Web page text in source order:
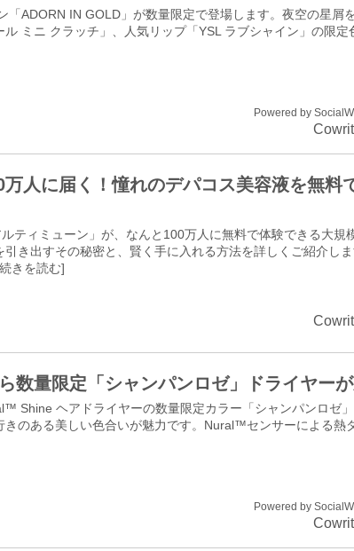
「ADORN IN GOLD」が数量限定で登場します。夜空の星屑
ミニ クラッチ」、人気リップ「YSL ラブシャイン」の限定
Powered by
人に届く！憧れのデパコス美容液を無料
ティミューン」が、なんと100万人に無料で体験できる大規
き出すその秘密と、賢く手に入れる方法を詳しくご紹介し
きを読む]
数量限定「シャンパンロゼ」ドライヤー
Shine ヘアドライヤーの数量限定カラー「シャンパンロゼ
のある美しい色合いが魅力です。Nural™センサーによる熱
Powered by